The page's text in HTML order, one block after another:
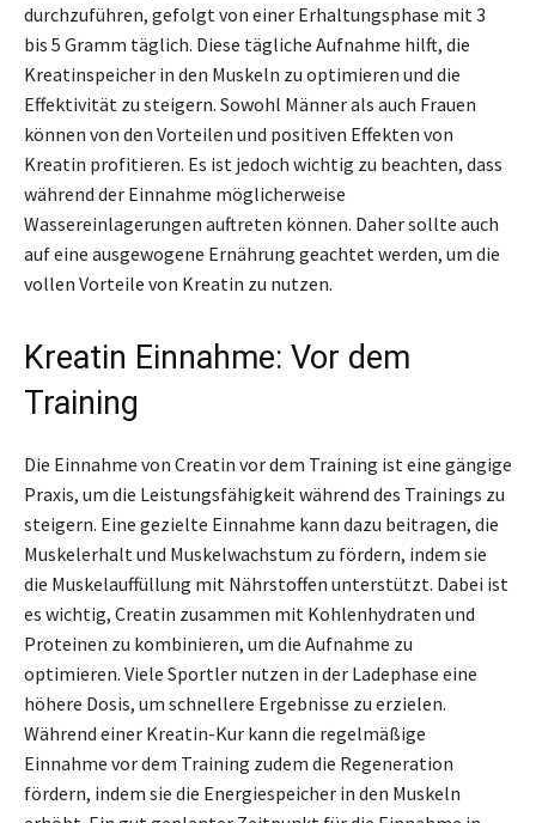
durchzuführen, gefolgt von einer Erhaltungsphase mit 3
bis 5 Gramm täglich. Diese tägliche Aufnahme hilft, die
Kreatinspeicher in den Muskeln zu optimieren und die
Effektivität zu steigern. Sowohl Männer als auch Frauen
können von den Vorteilen und positiven Effekten von
Kreatin profitieren. Es ist jedoch wichtig zu beachten, dass
während der Einnahme möglicherweise
Wassereinlagerungen auftreten können. Daher sollte auch
auf eine ausgewogene Ernährung geachtet werden, um die
vollen Vorteile von Kreatin zu nutzen.
Kreatin Einnahme: Vor dem
Training
Die Einnahme von Creatin vor dem Training ist eine gängige
Praxis, um die Leistungsfähigkeit während des Trainings zu
steigern. Eine gezielte Einnahme kann dazu beitragen, die
Muskelerhalt und Muskelwachstum zu fördern, indem sie
die Muskelauffüllung mit Nährstoffen unterstützt. Dabei ist
es wichtig, Creatin zusammen mit Kohlenhydraten und
Proteinen zu kombinieren, um die Aufnahme zu
optimieren. Viele Sportler nutzen in der Ladephase eine
höhere Dosis, um schnellere Ergebnisse zu erzielen.
Während einer Kreatin-Kur kann die regelmäßige
Einnahme vor dem Training zudem die Regeneration
fördern, indem sie die Energiespeicher in den Muskeln